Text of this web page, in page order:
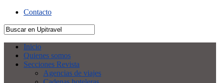
Contacto
Inicio
Quienes somos
Secciones Revista
Agencias de viajes